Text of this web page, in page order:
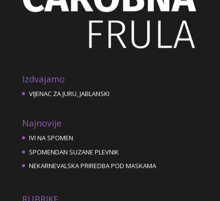
Izdvajamo
VIJENAC ZA JURU, JABLANSKI
Najnovije
IVI NA SPOMEN
SPOMENDAN SUZANE PLEVNIK
NEKARNEVALSKA PRIREDBA POD MASKAMA